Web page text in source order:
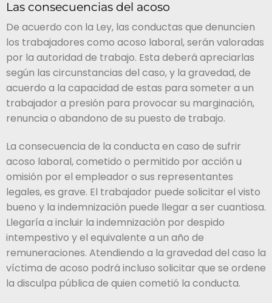
Las consecuencias del acoso
De acuerdo con la Ley, las conductas que denuncien
los trabajadores como acoso laboral, serán valoradas
por la autoridad de trabajo. Esta deberá apreciarlas
según las circunstancias del caso, y la gravedad, de
acuerdo a la capacidad de estas para someter a un
trabajador a presión para provocar su marginación,
renuncia o abandono de su puesto de trabajo.
La consecuencia de la conducta en caso de sufrir
acoso laboral, cometido o permitido por acción u
omisión por el empleador o sus representantes
legales, es grave. El trabajador puede solicitar el visto
bueno y la indemnización puede llegar a ser cuantiosa.
Llegaría a incluir la indemnización por despido
intempestivo y el equivalente a un año de
remuneraciones. Atendiendo a la gravedad del caso la
víctima de acoso podrá incluso solicitar que se ordene
la disculpa pública de quien cometió la conducta.